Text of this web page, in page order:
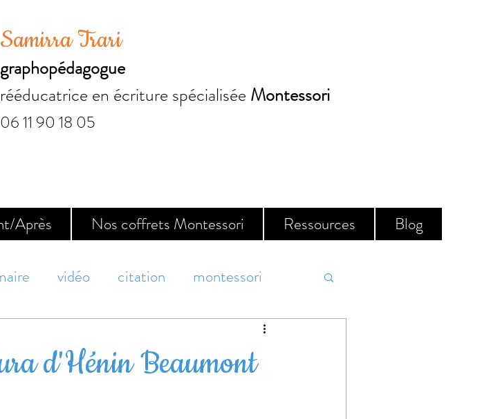
Samirra Trari
graphopédagogue
rééducatrice en écriture spécialisée Montessori
06 11 90 18 05
Après Nos coffrets Montessori Ressources Blog
vidéo citation montessori
d'Hénin Beaumont